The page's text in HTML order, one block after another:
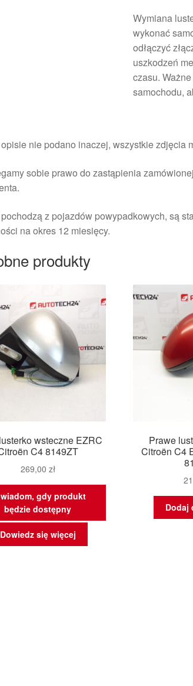
Wymiana
wykonać
odłączyć
uszkodzeń
czasu.
samochodu,
nie podano inaczej, wszystkie zdjęcia
sobie prawo do zastąpienia
z pojazdów powypadkowych, są
na okres 12 miesięcy.
produkty
wsteczne EZRC
C4 8149ZT
269,00 zł
gdy produkt
będzie dostępny
Dowiedz się więcej
Prawe
Citroën C4
Dodaj